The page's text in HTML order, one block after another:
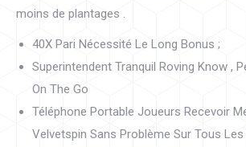
moins de plantages .
40X Pari Nécessité Le Long Bonus ;
Superintendent Tranquil Roving Know ,
On The Go
Téléphone Portable Joueurs Recevoir
Velvetspin Sans Problème Sur Tous Les